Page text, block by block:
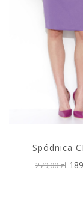
Spódnica
279,00 zł